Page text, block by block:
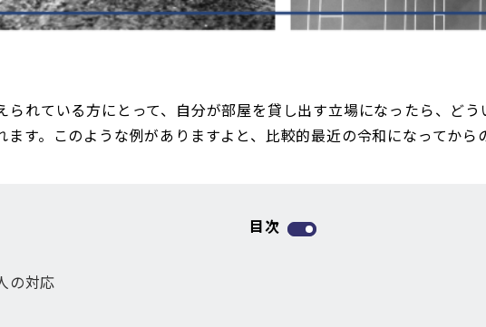
られている方にとって、自分が部屋を貸し出す立場になったら、ど
ます。このような例がありますよと、比較的最近の令和になってか
目次
の対応